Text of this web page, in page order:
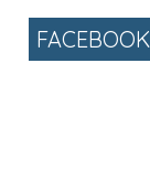
FACEBOOK